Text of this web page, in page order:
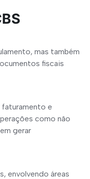
mas também
fiscais
faturamento e
como não
gerar
envolvendo áreas